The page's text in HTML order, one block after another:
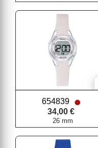
654839
34,00 €
26 mm